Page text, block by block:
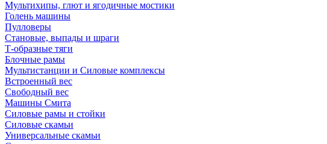
Мультихипы, глют и ягодичные мостики
Голень машины
Пулловеры
Становые, выпады и шраги
Т-образные тяги
Блочные рамы
Мультистанции и Силовые комплексы
Встроенный вес
Свободный вес
Машины Смита
Силовые рамы и стойки
Силовые скамьи
Универсальные скамьи